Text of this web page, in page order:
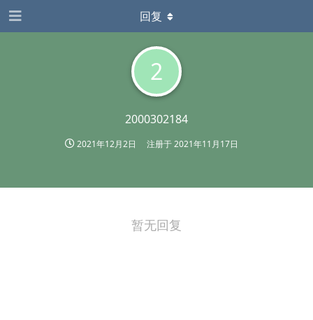
2
2000302184
2021年12月2日 注册于2021年11月17日
回复
暂无回复